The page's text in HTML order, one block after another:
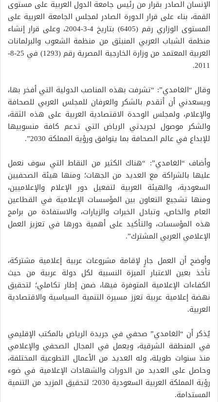
الإنسان الصادر بقرار من رئيس جامعة الدول العربية على مستوى
القمة، بناء على قرار الدورة الصادر لمجلس الجامعة العربية على
المستوى الوزاري رقم (6405) بتاريخ 4-3-2004، وعلى قرار إنشاء
منظمة الشباب العربي المنبثق من منظمة الشعوب والبرلمانات
العربية المعتمد من وزارة الخارجية المصرية رقم (1293) في 25-8-
2011.
وقال “الغامدي”: “تشرفت بهذه المناصب الدولية التي أفخر بها،
ويسعدني أن أتقدم بالشكر والعرفان للمجلس العربي للصحافة
والإعلام، ولمجلس الوحدة الاقتصادية العربية على هذه الثقة،
والشكر موصول لجريدتي الرياض التي تدعم كافة منسوبيها
للإبداع في عالم الصحافة بما يتوافق ورؤية المملكة 2030”.
وأضاف “الغامدي”: “هناك الكثير من النقاط التي سوف نعمل
عليها بالشراكة مع العديد من الجهات؛ ومنها هيئة الصحفيين
السعودية، والهيئة العربية لتفعيل دور الإعلام والإعلاميين،
ومنها تشجيع التعاون بين المؤسسات الإعلامية في القطاعين
العام والخاص، وتبادل الخبرات والزيارات، والاستفادة من برامج
هذه المؤسسات، والتأكيد على أهمية دورها في تعزيز العمل
الإعلامي العربي المشترك”.
وأوضح أن العمل جارٍ لإقامة مشروعات عربية إعلامية مشتركة،
تأخذ بعين الاعتبار الميزة النسبية لكل دولة عربية من حيث
الكفاءات الإعلامية المتوفرة فيها، ضمن إطار تكاملي؛ لتحقيق
نهضة إعلامية عربية تعزز مسيرة التنمية السياسية والاقتصادية
العربية.
يُذكر أن “الغامدي” صحفي في جريدة الرياض بالمكتب الإقليمي
في المنطقة الشرقية، ويعمل في المجال الصحفي والإعلامي
منذ سنوات طويلة، وله العديد من الأعمال التطوعية المختلفة،
وحاصل على العديد من الدورات والشهادات الإعلامية في ضوء
رؤية المملكة العربية السعودية 2030؛ لتحقيق المزيد من التنمية
المستدامة.